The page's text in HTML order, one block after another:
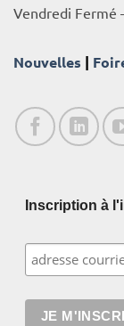
Vendredi Fermé
Nouvelles |
Inscription à